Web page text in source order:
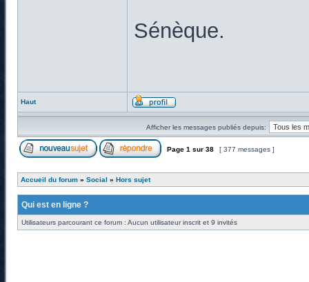
Sénèque.
Haut
Afficher les messages publiés depuis:
Page 1 sur 38 [ 377 messages ]
Accueil du forum » Social » Hors sujet
Qui est en ligne ?
Utilisateurs parcourant ce forum : Aucun utilisateur inscrit et 9 invités